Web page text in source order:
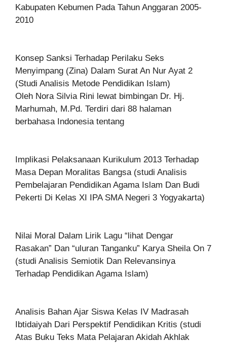
Kabupaten Kebumen Pada Tahun Anggaran 2005-
2010
Konsep Sanksi Terhadap Perilaku Seks
Menyimpang (Zina) Dalam Surat An Nur Ayat 2
(Studi Analisis Metode Pendidikan Islam)
Oleh Nora Silvia Rini lewat bimbingan Dr. Hj.
Marhumah, M.Pd. Terdiri dari 88 halaman
berbahasa Indonesia tentang
Implikasi Pelaksanaan Kurikulum 2013 Terhadap
Masa Depan Moralitas Bangsa (studi Analisis
Pembelajaran Pendidikan Agama Islam Dan Budi
Pekerti Di Kelas XI IPA SMA Negeri 3 Yogyakarta)
Nilai Moral Dalam Lirik Lagu “lihat Dengar
Rasakan” Dan “uluran Tanganku” Karya Sheila On 7
(studi Analisis Semiotik Dan Relevansinya
Terhadap Pendidikan Agama Islam)
Analisis Bahan Ajar Siswa Kelas IV Madrasah
Ibtidaiyah Dari Perspektif Pendidikan Kritis (studi
Atas Buku Teks Mata Pelajaran Akidah Akhlak